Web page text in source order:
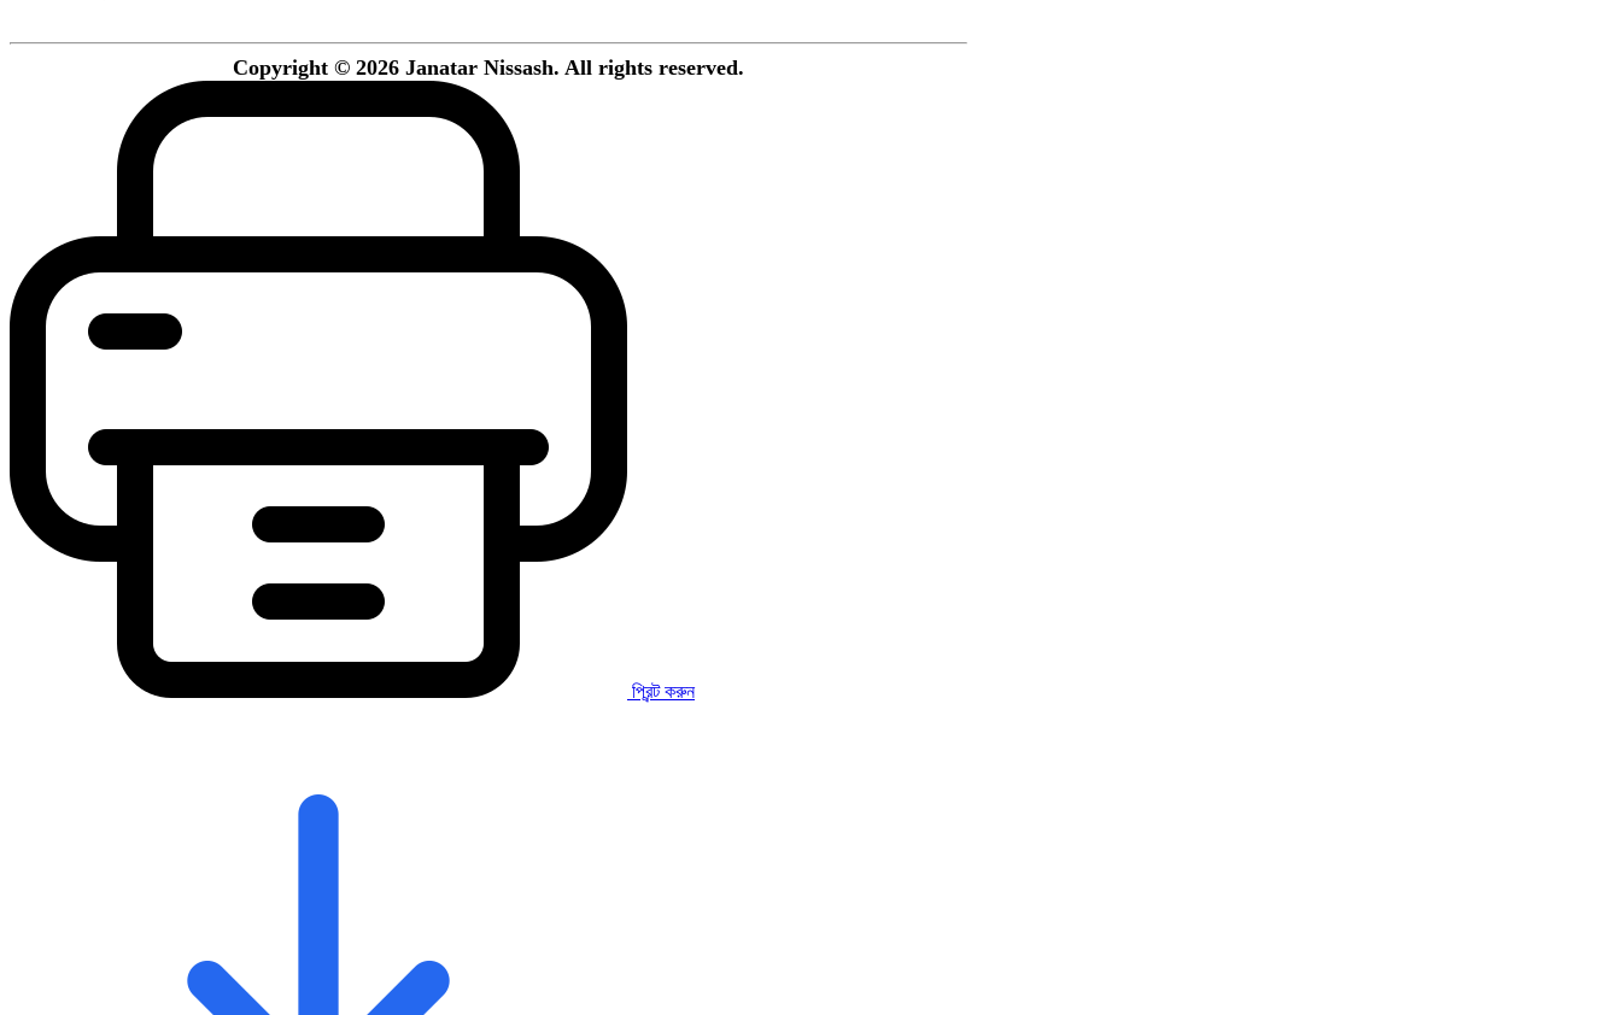
Copyright © 2026 Janatar Nissash. All rights reserved.
প্রিন্ট করুন